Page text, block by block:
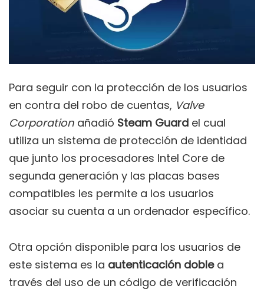
Para seguir con la protección de los usuarios
en contra del robo de cuentas, Valve
Corporation añadió Steam Guard el cual
utiliza un sistema de protección de identidad
que junto los procesadores Intel Core de
segunda generación y las placas bases
compatibles les permite a los usuarios
asociar su cuenta a un ordenador específico.
Otra opción disponible para los usuarios de
este sistema es la autenticación doblea
través del uso de un código de verificación